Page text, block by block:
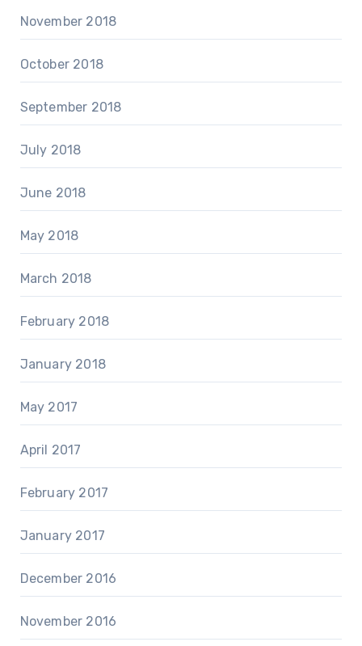
November 2018
October 2018
September 2018
July 2018
June 2018
May 2018
March 2018
February 2018
January 2018
May 2017
April 2017
February 2017
January 2017
December 2016
November 2016